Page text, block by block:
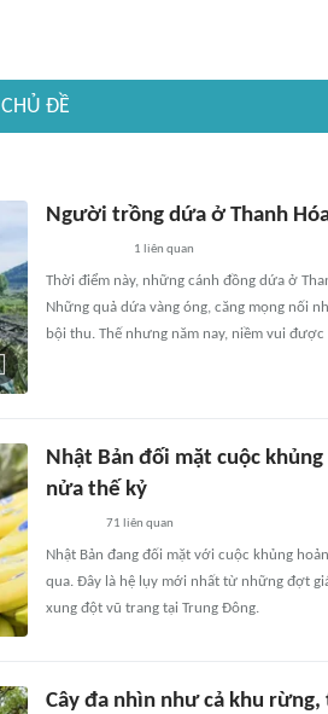
CHỦ ĐỀ
Người trồng dứa ở Thanh
1 liên quan
Thời điểm này, những cánh đồng dứa ở
Những quả dứa vàng óng, căng mọng nối
bội thu. Thế nhưng năm nay, niềm vui
Nhật Bản đối mặt cuộc
nửa thế kỷ
71 liên quan
Nhật Bản đang đối mặt với cuộc khủng
qua. Đây là hệ lụy mới nhất từ những đợt
xung đột vũ trang tại Trung Đông.
Cây đa nhìn như cả khu rừng,